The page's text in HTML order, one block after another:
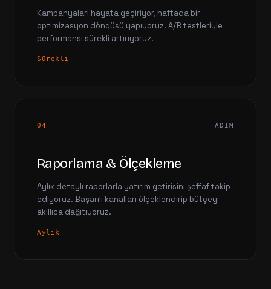
Kampanyaları hayata geçiriyor, haftada bir
optimizasyon döngüsü yapıyoruz. A/B testleriyle
performansı sürekli artırıyoruz.
Sürekli
04 ADIM
Raporlama & Ölçekleme
Aylık detaylı raporlarla yatırım getirisini şeffaf takip
ediyoruz. Başarılı kanalları ölçeklendirip bütçeyi
akıllıca dağıtıyoruz.
Aylık